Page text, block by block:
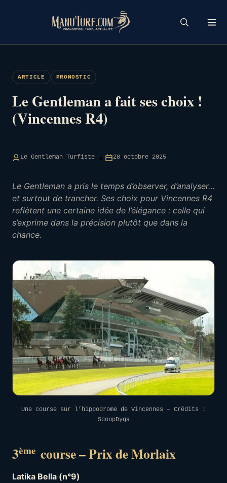
ARTICLE PRONOSTIC
Le Gentleman a fait ses choix !
(Vincennes R4)
Le Gentleman Turfiste 28 octobre 2025
Le Gentleman a pris le temps d’observer, d’analyser…
et surtout de trancher. Ses choix pour Vincennes R4
reflètent une certaine idée de l’élégance : celle qui
s’exprime dans la précision plutôt que dans la
chance.
Une course sur l’hippodrome de Vincennes – Crédits :
ScoopDyga
3ème course – Prix de Morlaix
Latika Bella (n°9)